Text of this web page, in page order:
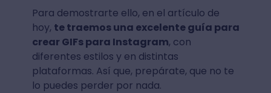
Para demostrarte ello, en el artículo de
hoy, te traemos una excelente guía para
crear GIFs para Instagram, con
diferentes estilos y en distintas
plataformas. Así que, prepárate, que no te
lo puedes perder por nada.